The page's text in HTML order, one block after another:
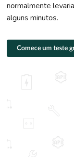
normalmente
alguns minutos.
Comece um teste